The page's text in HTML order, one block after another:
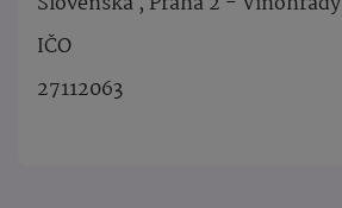
IČO
27112063